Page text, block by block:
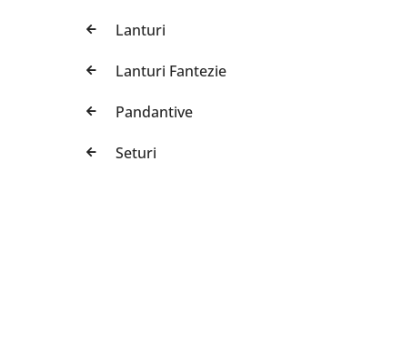
Lanturi
Lanturi Fantezie
Pandantive
Seturi